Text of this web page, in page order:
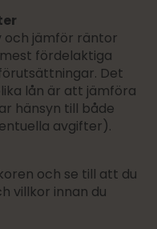
och jämför räntor
fördelaktiga
Det
lån är att jämföra
hänsyn till både
avgifter).
och se till att du
villkor innan du